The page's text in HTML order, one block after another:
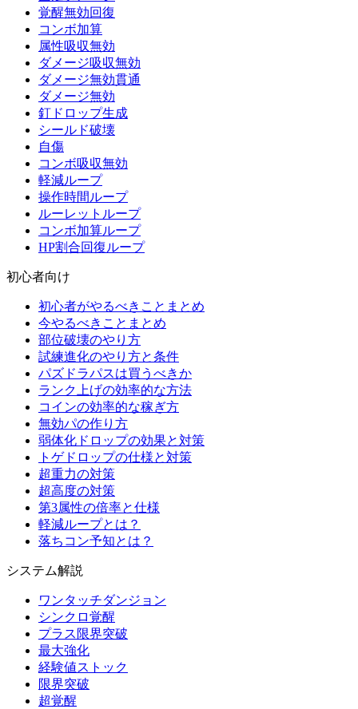
覚醒無効回復
コンボ加算
属性吸収無効
ダメージ吸収無効
ダメージ無効貫通
ダメージ無効
釘ドロップ生成
シールド破壊
自傷
コンボ吸収無効
軽減ループ
操作時間ループ
ルーレットループ
コンボ加算ループ
HP割合回復ループ
初心者向け
初心者がやるべきことまとめ
今やるべきことまとめ
部位破壊のやり方
試練進化のやり方と条件
パズドラパスは買うべきか
ランク上げの効率的な方法
コインの効率的な稼ぎ方
無効パの作り方
弱体化ドロップの効果と対策
トゲドロップの仕様と対策
超重力の対策
超高度の対策
第3属性の倍率と仕様
軽減ループとは？
落ちコン予知とは？
システム解説
ワンタッチダンジョン
シンクロ覚醒
プラス限界突破
最大強化
経験値ストック
限界突破
超覚醒